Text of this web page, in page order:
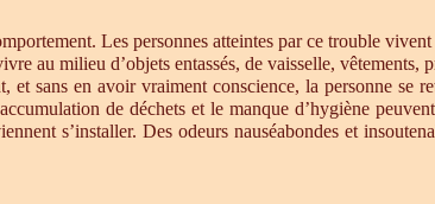
Les personnes atteintes par ce trouble
au milieu d’objets entassés, de vaisselle, vêtements,
et sans en avoir vraiment conscience, la personne
de déchets et le manque d’hygiène
s’installer. Des odeurs nauséabondes et